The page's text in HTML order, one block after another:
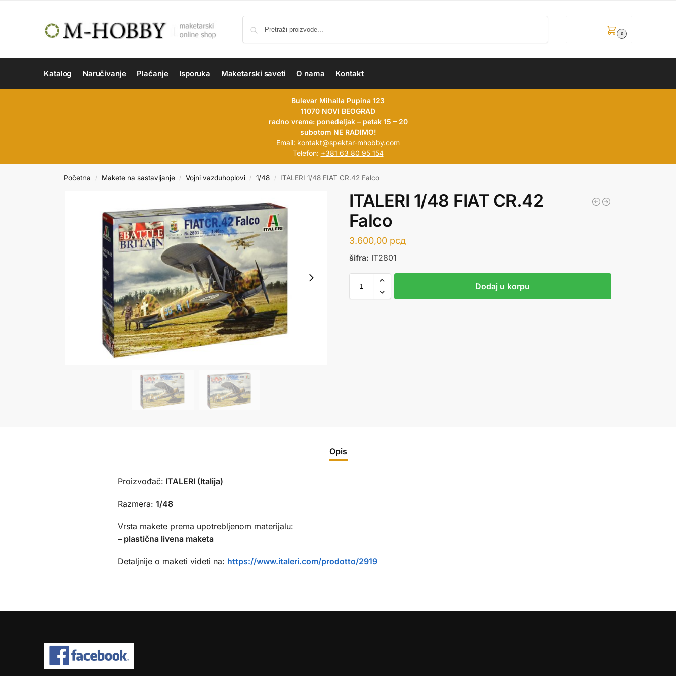
0
Katalog Naručivanje Plaćanje Isporuka Maketarski saveti O nama Kontakt
Bulevar Mihaila Pupina 123
11070 NOVI BEOGRAD
radno vreme: ponedeljak – petak 15 – 20
subotom NE RADIMO!
Email: kontakt@spektar-mhobby.com
Telefon: +381 63 80 95 154
Početna / Makete na sastavljanje / Vojni vazduhoplovi / 1/48 / ITALERI 1/48 FIAT CR.42 Falco
ITALERI 1/48 FIAT CR.42
Falco
3.600,00 рсд
šifra: IT2801
Dodaj u korpu
Opis
Proizvođač: ITALERI (Italija)
Razmera: 1/48
Vrsta makete prema upotrebljenom materijalu:
– plastična livena maketa
Detaljnije o maketi videti na: https://www.italeri.com/prodotto/2919